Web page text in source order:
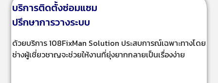
บริการติดตั้งซ่อมแซม
ปรึกษาการวางระบบ
ด้วยบริการ 108FixMan Solution ประสบการณ์เฉพาะทางโดย
ช่างผู้เชี่ยวชาญจะช่วยให้งานที่ยุ่งยากกลายเป็นเรื่องง่าย